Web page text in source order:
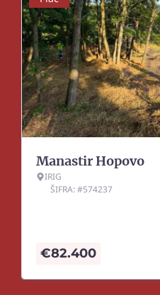
Manastir Hopovo
IRIG
ŠIFRA: #574237
€82.400